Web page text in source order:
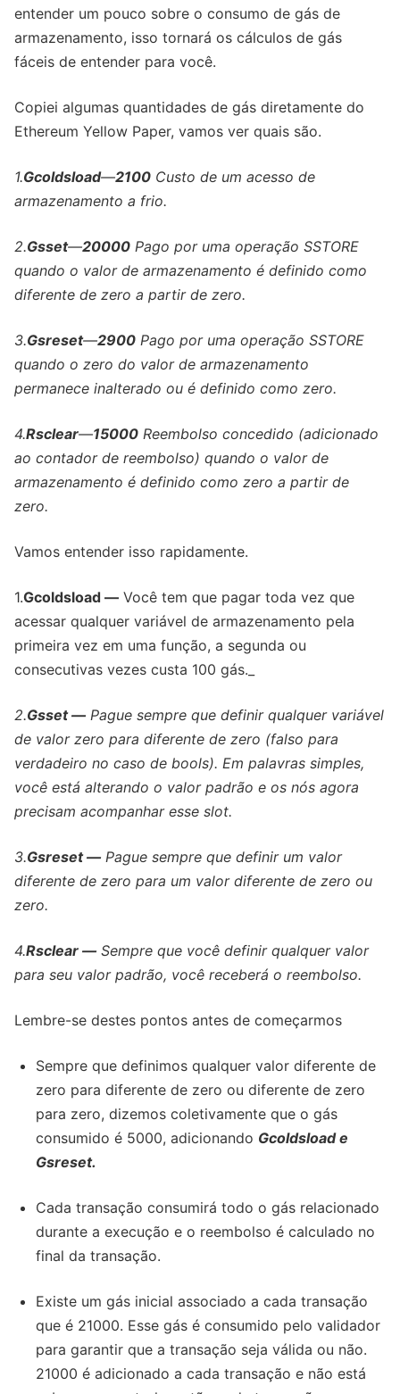
entender um pouco sobre o consumo de gás de
armazenamento, isso tornará os cálculos de gás
fáceis de entender para você.
Copiei algumas quantidades de gás diretamente do
Ethereum Yellow Paper, vamos ver quais são.
1.Gcoldsload—2100 Custo de um acesso de
armazenamento a frio.
2.Gsset—20000 Pago por uma operação SSTORE
quando o valor de armazenamento é definido como
diferente de zero a partir de zero.
3.Gsreset—2900 Pago por uma operação SSTORE
quando o zero do valor de armazenamento
permanece inalterado ou é definido como zero.
4.Rsclear—15000 Reembolso concedido (adicionado
ao contador de reembolso) quando o valor de
armazenamento é definido como zero a partir de
zero.
Vamos entender isso rapidamente.
1.Gcoldsload — Você tem que pagar toda vez que
acessar qualquer variável de armazenamento pela
primeira vez em uma função, a segunda ou
consecutivas vezes custa 100 gás._
2.Gsset — Pague sempre que definir qualquer variável
de valor zero para diferente de zero (falso para
verdadeiro no caso de bools). Em palavras simples,
você está alterando o valor padrão e os nós agora
precisam acompanhar esse slot.
3.Gsreset — Pague sempre que definir um valor
diferente de zero para um valor diferente de zero ou
zero.
4.Rsclear — Sempre que você definir qualquer valor
para seu valor padrão, você receberá o reembolso.
Lembre-se destes pontos antes de começarmos
Sempre que definimos qualquer valor diferente de
zero para diferente de zero ou diferente de zero
para zero, dizemos coletivamente que o gás
consumido é 5000, adicionando Gcoldsload e
Gsreset.
Cada transação consumirá todo o gás relacionado
durante a execução e o reembolso é calculado no
final da transação.
Existe um gás inicial associado a cada transação
que é 21000. Esse gás é consumido pelo validador
para garantir que a transação seja válida ou não.
21000 é adicionado a cada transação e não está